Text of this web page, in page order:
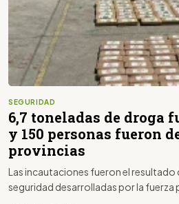
SEGURIDAD
6,7 toneladas de droga
y 150 personas fueron
provincias
Las incautaciones fueron el resultado
seguridad desarrolladas por la fuerza